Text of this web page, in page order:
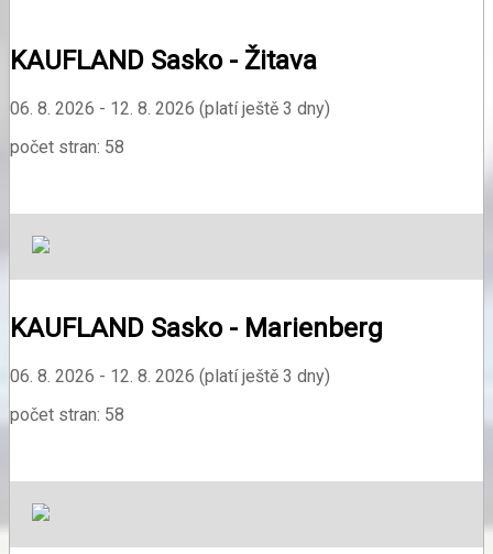
KAUFLAND Sasko - Žitava
06. 8. 2026 - 12. 8. 2026 (platí ještě 3 dny)
počet stran: 58
KAUFLAND Sasko - Marienberg
06. 8. 2026 - 12. 8. 2026 (platí ještě 3 dny)
počet stran: 58